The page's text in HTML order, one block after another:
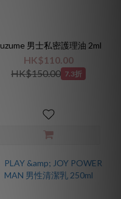
男士私密護理油 2ml
HK$110.00
HK$150.00 7.3折